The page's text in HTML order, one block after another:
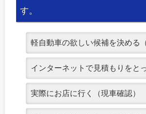
す。
軽自動車の欲しい候補を決める
インターネットで見積もりをと
実際にお店に行く（現車確認）